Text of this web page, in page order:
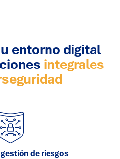
entorno digital
integrales
de riesgos